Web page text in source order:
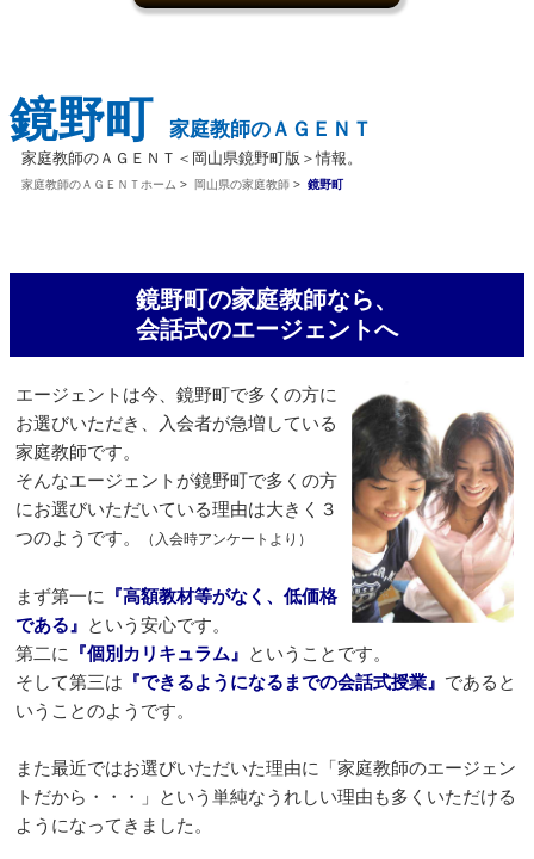
鏡野町 家庭教師のＡＧＥＮＴ
家庭教師のＡＧＥＮＴ＜岡山県鏡野町版＞情報。
家庭教師のＡＧＥＮＴホーム > 岡山県の家庭教師 > 鏡野町
鏡野町の家庭教師なら、
会話式のエージェントへ
エージェントは今、鏡野町で多くの方に
お選びいただき、入会者が急増している
家庭教師です。
そんなエージェントが鏡野町で多くの方
にお選びいただいている理由は大きく３
つのようです。
（入会時アンケートより）
まず第一に
『高額教材等がなく、低価格
である』 という安心です。
第二に
『個別カリキュラム』 ということです。
そして第三は 『できるようになるまでの会話式授業』 であると
いうことのようです。
また最近ではお選びいただいた理由に「家庭教師のエージェン
トだから・・・」という単純なうれしい理由も多くいただける
ようになってきました。